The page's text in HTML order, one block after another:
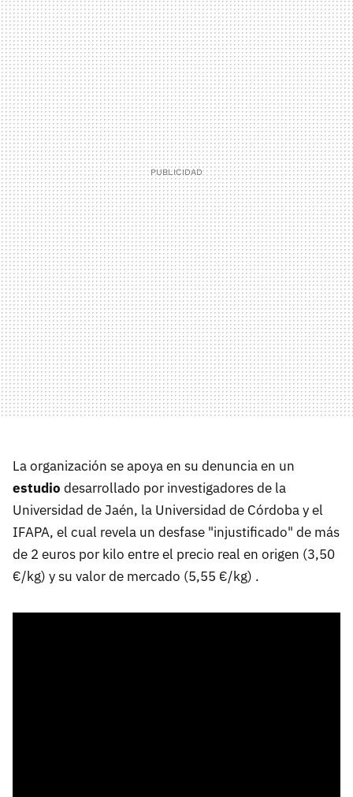
La organización se apoya en su denuncia en un
estudio desarrollado por investigadores de la
Universidad de Jaén, la Universidad de Córdoba y el
IFAPA, el cual revela un desfase "injustificado" de más
de 2 euros por kilo entre el precio real en origen (3,50
€/kg) y su valor de mercado (5,55 €/kg) .